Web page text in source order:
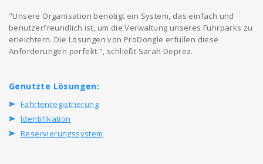
"Unsere Organisation benötigt ein System, das einfach und
benutzerfreundlich ist, um die Verwaltung unseres Fuhrparks zu
erleichtern. Die Lösungen von ProDongle erfüllen diese
Anforderungen perfekt.", schließt Sarah Deprez.
Genutzte Lösungen:
Fahrtenregistrierung
Identifikation
Reservierungssystem